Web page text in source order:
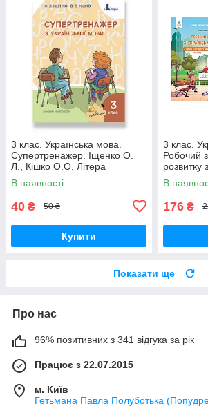
3 клас. Українська мова.
Супертренажер. Іщенко О.
Л., Кішко О.О. Літера
В наявності
40 ₴ 50 ₴
Купити
3 клас.
Робочий
розвитку
Ч.1 і 2.
Освіта
В
176 ₴
Показати ще
Про нас
96% позитивних з 341 відгука за рік
Працює з 22.07.2015
м. Київ
Гетьмана Павла Полуботька